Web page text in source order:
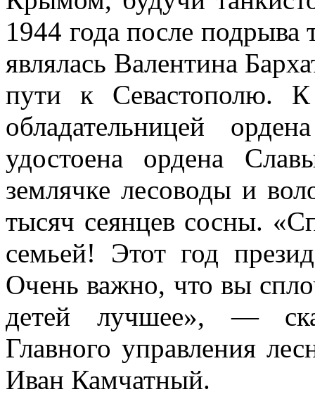
1944 года после подрыва
являлась Валентина
пути к Севастополю.
обладательницей
удостоена ордена
землячке лесоводы и
тысяч сеянцев сосны.
семьей! Этот год
Очень важно, что вы
детей лучшее», —
Главного управления
Иван Камчатный.